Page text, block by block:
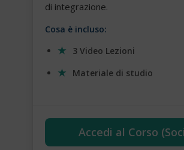
di integrazione.
Cosa è incluso:
3 Video Lezioni
Materiale di studio
Accedi al Corso